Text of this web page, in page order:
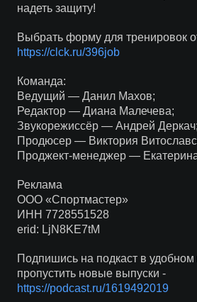
надеть защиту!
Выбрать форму для тренировок
https://clck.ru/396job
Команда:
Ведущий — Данил Махов;
Редактор — Диана Малечева;
Звукорежиссёр — Андрей Деркач;
Продюсер — Виктория
Проджект-менеджер —
Реклама
ООО «Спортмастер»
ИНН 7728551528
erid: LjN8KE7tM
Подпишись на подкаст в
пропустить новые выпуски -
https://podcast.ru/1619492019